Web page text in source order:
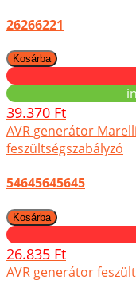
26266221
39.370 Ft
AVR generátor
feszültségszabályzó
54645645645
26.835 Ft
AVR generátor